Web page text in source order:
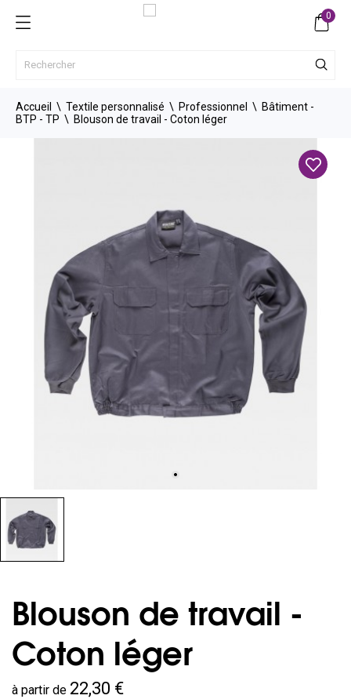
0
Accueil Textile personnalisé Professionnel
Bâtiment -
BTP - TP
Blouson de travail - Coton léger
Blouson de travail -
Coton léger
à partir de 22,30 €